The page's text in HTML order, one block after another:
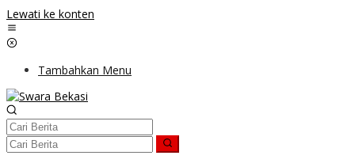
Lewati ke konten
Tambahkan Menu